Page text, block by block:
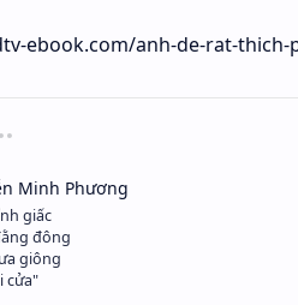
ebook.com/anh-de-rat-thich-
giấc
đông
giông
cửa"